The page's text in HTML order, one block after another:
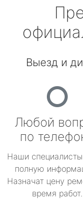
Выезд и
Любой
по
Наши
полную
Назначат цену
время работ.